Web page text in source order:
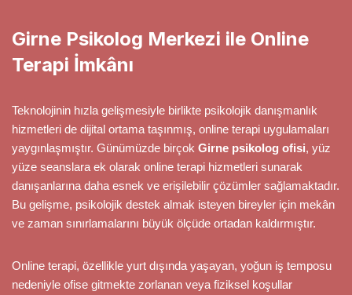
Girne Psikolog Merkezi ile Online
Terapi İmkânı
Teknolojinin hızla gelişmesiyle birlikte psikolojik danışmanlık
hizmetleri de dijital ortama taşınmış, online terapi uygulamaları
yaygınlaşmıştır. Günümüzde birçok Girne psikolog ofisi, yüz
yüze seanslara ek olarak online terapi hizmetleri sunarak
danışanlarına daha esnek ve erişilebilir çözümler sağlamaktadır.
Bu gelişme, psikolojik destek almak isteyen bireyler için mekân
ve zaman sınırlamalarını büyük ölçüde ortadan kaldırmıştır.
Online terapi, özellikle yurt dışında yaşayan, yoğun iş temposu
nedeniyle ofise gitmekte zorlanan veya fiziksel koşullar